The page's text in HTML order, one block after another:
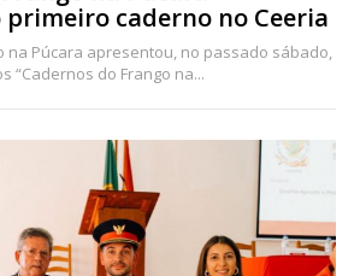
caderno no Ceeria
na Púcara apresentou, no passado sábado,
“Cadernos do Frango na...